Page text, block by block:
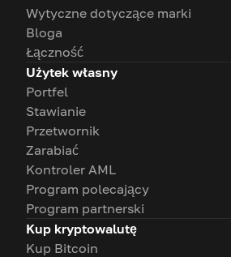
Wytyczne dotyczące marki
Bloga
Łączność
Użytek własny
Portfel
Stawianie
Przetwornik
Zarabiać
Kontroler AML
Program polecający
Program partnerski
Kup kryptowalutę
Kup Bitcoin